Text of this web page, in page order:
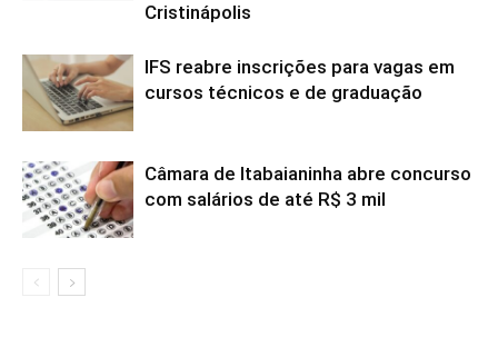
Cristinápolis
IFS reabre inscrições para vagas em
cursos técnicos e de graduação
Câmara de Itabaianinha abre concurso
com salários de até R$ 3 mil